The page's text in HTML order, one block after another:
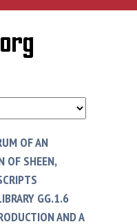
OF AN
OF SHEEN,
GG.1.6
AND A